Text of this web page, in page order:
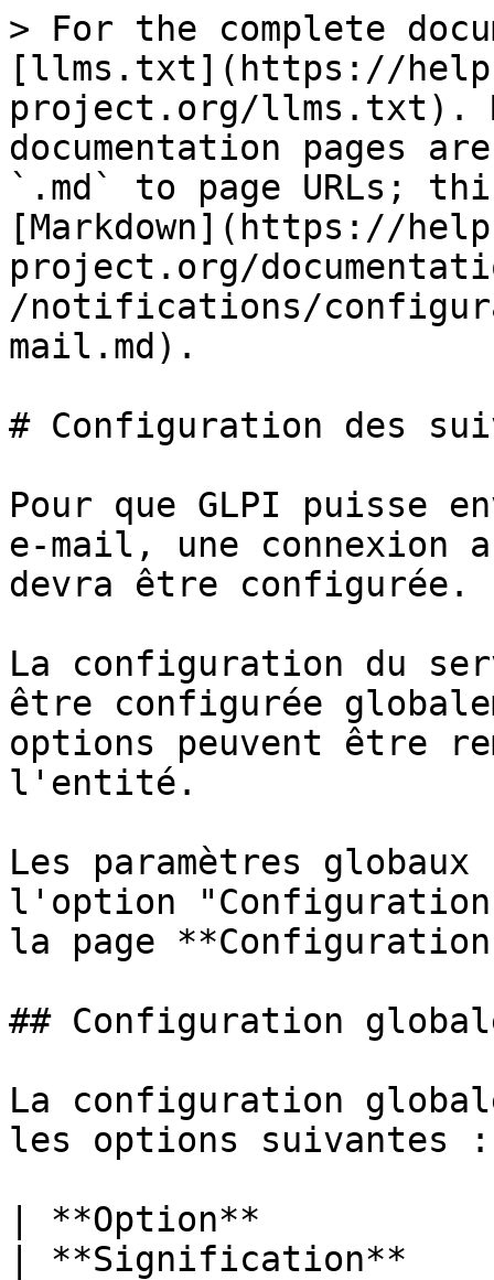
> For the complete
[llms.txt](https://
project.org/llms.txt).
documentation pages
`.md` to page URLs;
[Markdown](https://
project.org/
/notifications/
mail.md).
# Configuration des
Pour que GLPI puisse
e-mail, une connexion
devra être configurée.
La configuration du
être configurée
options peuvent être
l'entité.
Les paramètres
l'option
la page
## Configuration
La configuration
les options suivantes :
| **Option**
| **Signification**